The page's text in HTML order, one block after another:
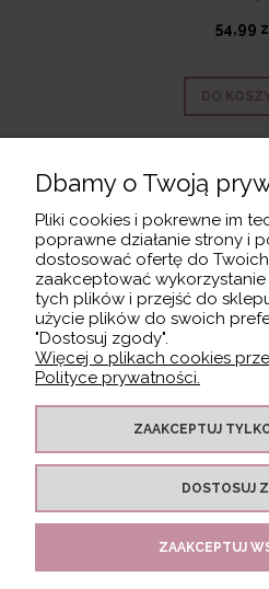
54,99
DO
MOJE
PŁATNOŚCI I
Copyright:Agencja
Dbamy o Twoją
Pliki cookies i pokrewne im
poprawne działanie strony i
dostosować ofertę do
zaakceptować
tych plików i przejść do
użycie plików do swoich
"Dostosuj zgody".
Więcej o plikach cookies
Polityce prywatności.
ZAAKCEPTUJ
DOSTOSUJ
ZAAKCEPTUJ